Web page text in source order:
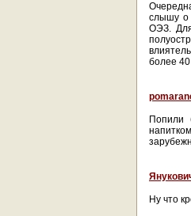
слышу о
ОЭЗ.
более
Попили
Ну что